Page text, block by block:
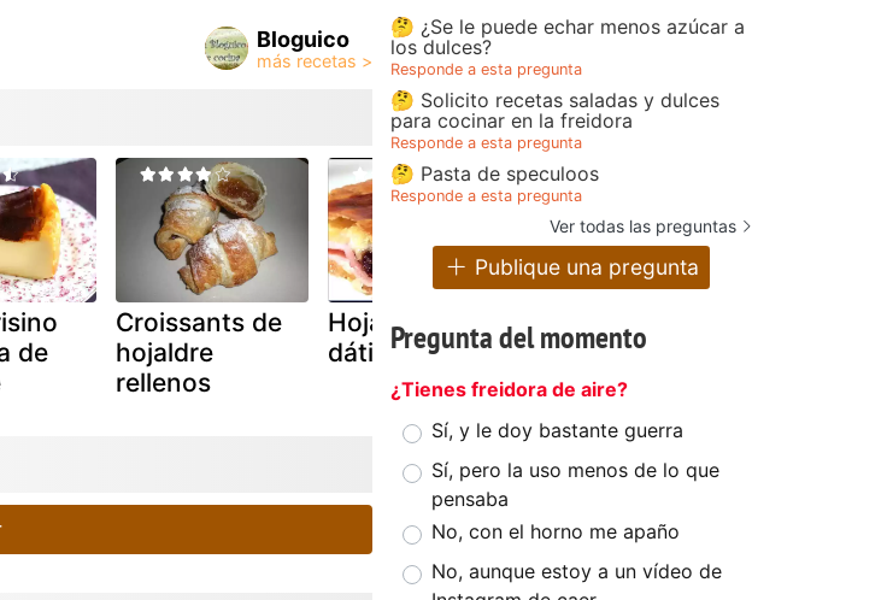
Bloguico
de
Croissants de
hojaldre
rellenos
Hojaldre con
dátiles
Masa de
hojaldre y
croissants
🤔 ¿Se le puede echar menos azúcar a
los dulces?
Responde a esta pregunta
🤔 Solicito recetas saladas y dulces
para cocinar en la freidora
Responde a esta pregunta
🤔 Pasta de speculoos
Responde a esta pregunta
Ver todas las preguntas
Publique una pregunta
Pregunta del momento
¿Tienes freidora de aire?
Sí, y le doy bastante guerra
Sí, pero la uso menos de lo que
pensaba
No, con el horno me apaño
No, aunque estoy a un vídeo de